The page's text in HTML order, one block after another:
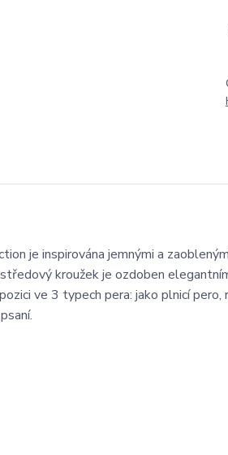
je inspirována jemnými a
kroužek je ozdoben
ve 3 typech pera: jako plnicí